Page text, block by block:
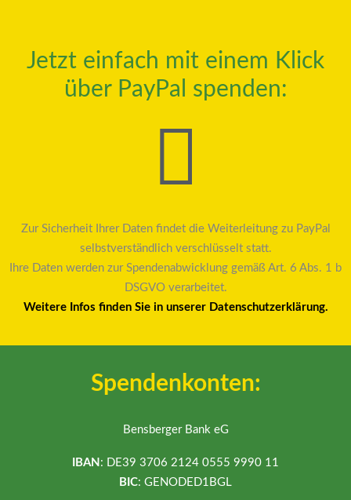
Jetzt einfach mit einem Klick
über PayPal spenden:
Zur Sicherheit Ihrer Daten findet die Weiterleitung zu PayPal
selbstverständlich verschlüsselt statt.
Ihre Daten werden zur Spendenabwicklung gemäß Art. 6 Abs. 1 b
DSGVO verarbeitet.
Weitere Infos finden Sie in unserer Datenschutzerklärung.
Spendenkonten:
Bensberger Bank eG
IBAN : DE39 3706 2124 0555 9990 11
BIC: GENODED1BGL